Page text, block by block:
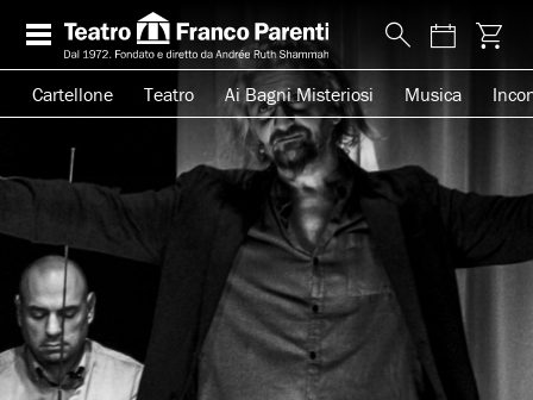
Cartellone Teatro Ai Bagni Misteriosi Musica